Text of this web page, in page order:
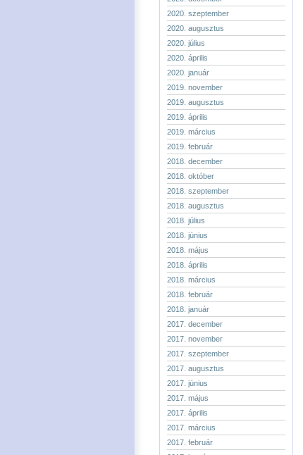
2020. szeptember
2020. augusztus
2020. július
2020. április
2020. január
2019. november
2019. augusztus
2019. április
2019. március
2019. február
2018. december
2018. október
2018. szeptember
2018. augusztus
2018. július
2018. június
2018. május
2018. április
2018. március
2018. február
2018. január
2017. december
2017. november
2017. szeptember
2017. augusztus
2017. június
2017. május
2017. április
2017. március
2017. február